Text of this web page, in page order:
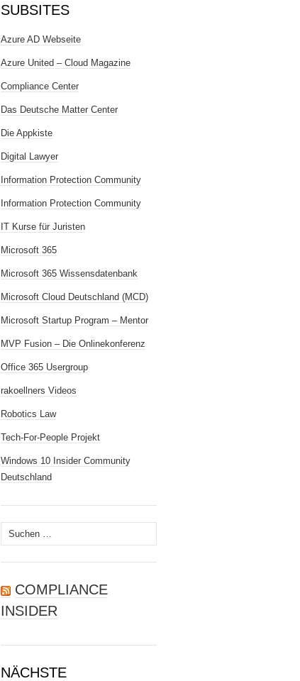
SUBSITES
Azure AD Webseite
Azure United – Cloud Magazine
Compliance Center
Das Deutsche Matter Center
Die Appkiste
Digital Lawyer
Information Protection Community
Information Protection Community
IT Kurse für Juristen
Microsoft 365
Microsoft 365 Wissensdatenbank
Microsoft Cloud Deutschland (MCD)
Microsoft Startup Program – Mentor
MVP Fusion – Die Onlinekonferenz
Office 365 Usergroup
rakoellners Videos
Robotics Law
Tech-For-People Projekt
Windows 10 Insider Community
Deutschland
Suchen
nach:
COMPLIANCE
INSIDER
NÄCHSTE